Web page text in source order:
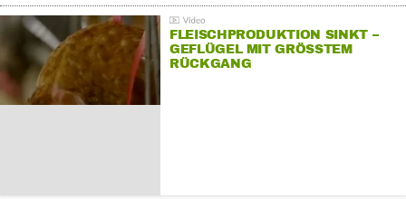
FLEISCHPRODUKTION SINKT –
GEFLÜGEL MIT GRÖSSTEM R
ÜCKGANG